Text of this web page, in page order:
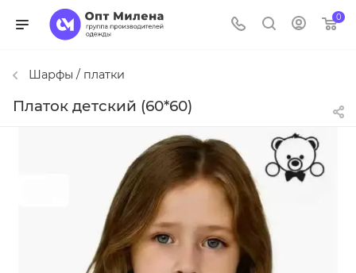
0
Шарфы / платки
Платок детский (60*60)